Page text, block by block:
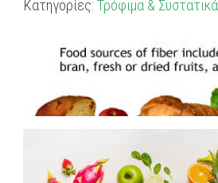
Κατηγορίες:Τρόφιμα & Συστατικά